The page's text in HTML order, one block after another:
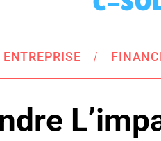
ENTREPRISE